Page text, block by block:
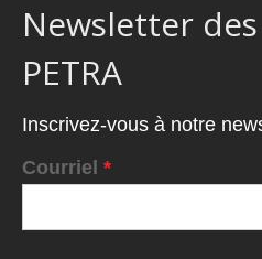
Newsletter
PETRA
Inscrivez-vous à notre
Courriel *